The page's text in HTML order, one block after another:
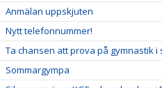
Anmälan uppskjuten
Nytt telefonnummer!
Ta chansen att prova på gymnastik i
Sommargympa